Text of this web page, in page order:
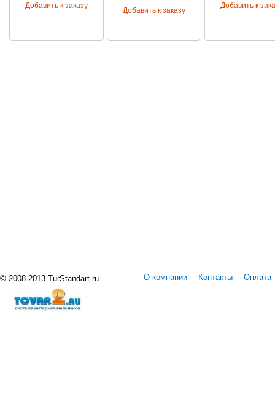
Добавить к заказу
Добавить к заказу
Добавить к
© 2008-2013 TurStandart.ru О компании Контакты Оплата